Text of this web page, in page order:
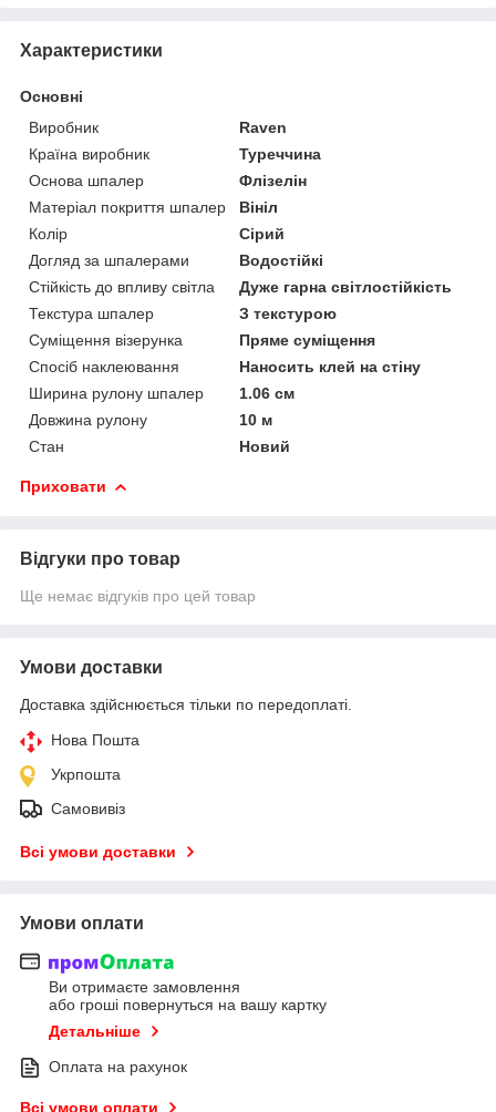
Характеристики
Основні
Виробник
Raven
Країна виробник
Туреччина
Основа шпалер
Флізелін
Матеріал покриття шпалер
Вініл
Колір
Сірий
Догляд за шпалерами
Водостійкі
Стійкість до впливу світла
Дуже гарна світлостійкість
Текстура шпалер
З текстурою
Суміщення візерунка
Пряме суміщення
Спосіб наклеювання
Наносить клей на стіну
Ширина рулону шпалер
1.06 см
Довжина рулону
10 м
Стан
Новий
Приховати
Відгуки про товар
Ще немає відгуків про цей товар
Умови доставки
Доставка здійснюється тільки по передоплаті.
Нова Пошта
Укрпошта
Самовивіз
Всі умови доставки
Умови оплати
Ви отримаєте замовлення
або гроші повернуться на вашу картку
Детальніше
Оплата на рахунок
Всі умови оплати